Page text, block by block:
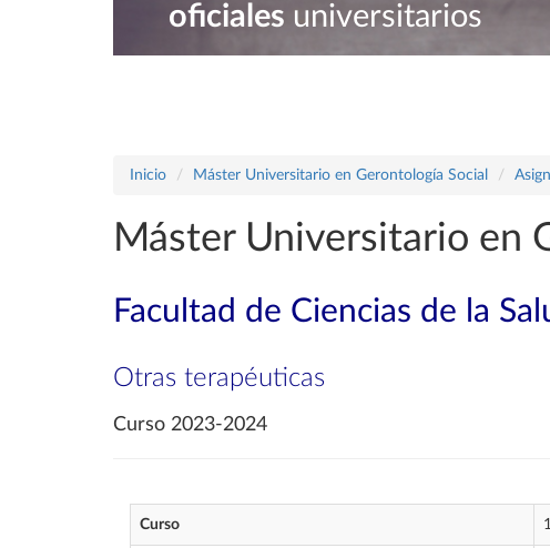
oficiales universitarios
Inicio Máster Universitario en Gerontología Social
Máster Universitario en
Facultad de Ciencias de la
Otras terapéuticas
Curso 2023-2024
Curso